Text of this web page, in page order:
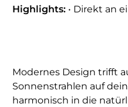
Highlights: • Direkt an
Modernes Design trifft
Sonnenstrahlen auf
harmonisch in die